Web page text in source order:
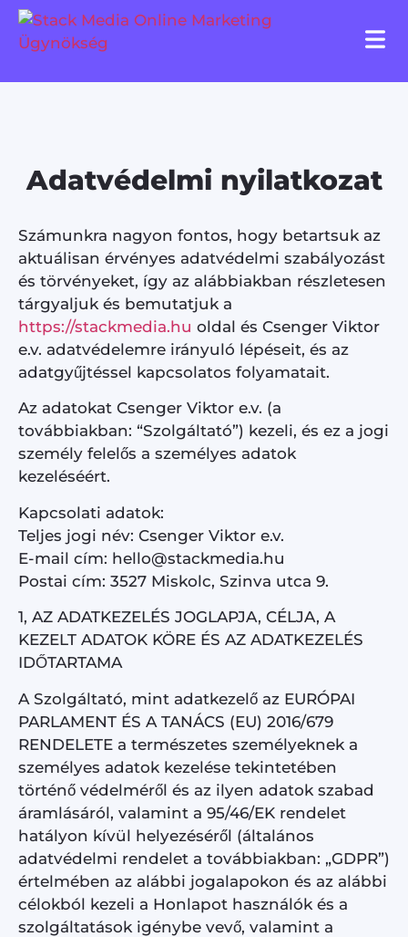
Adatvédelmi nyilatkozat
Számunkra nagyon fontos, hogy betartsuk az
aktuálisan érvényes adatvédelmi szabályozást
és törvényeket, így az alábbiakban részletesen
tárgyaljuk és bemutatjuk a
https://stackmedia.hu oldal és Csenger Viktor
e.v. adatvédelemre irányuló lépéseit, és az
adatgyűjtéssel kapcsolatos folyamatait.
Az adatokat Csenger Viktor e.v. (a
továbbiakban: “Szolgáltató”) kezeli, és ez a jogi
személy felelős a személyes adatok
kezeléséért.
Kapcsolati adatok:
Teljes jogi név: Csenger Viktor e.v.
E-mail cím: hello@stackmedia.hu
Postai cím: 3527 Miskolc, Szinva utca 9.
1, AZ ADATKEZELÉS JOGLAPJA, CÉLJA, A
KEZELT ADATOK KÖRE ÉS AZ ADATKEZELÉS
IDŐTARTAMA
A Szolgáltató, mint adatkezelő az EURÓPAI
PARLAMENT ÉS A TANÁCS (EU) 2016/679
RENDELETE a természetes személyeknek a
személyes adatok kezelése tekintetében
történő védelméről és az ilyen adatok szabad
áramlásáról, valamint a 95/46/EK rendelet
hatályon kívül helyezéséről (általános
adatvédelmi rendelet a továbbiakban: „GDPR”)
értelmében az alábbi jogalapokon és az alábbi
célokból kezeli a Honlapot használók és a
szolgáltatások igénybe vevő, valamint a